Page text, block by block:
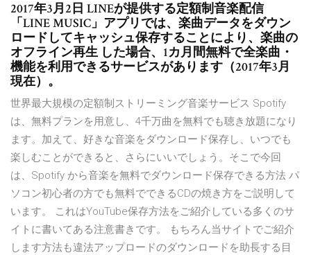
2017年3月2日 LINEが提供する定額制音楽配信
「LINE MUSIC」アプリでは、楽曲データをダウン
ロードしてキャッシュ保存することにより、楽曲の
オフライン再生 した場合、1カ月間無料で全楽曲・
機能を利用できるサービスがあります（2017年3月
現在）。
世界最大規模の定額制ストリーミング音楽サービス Spotify
は、無料プランを用意し、4千万曲を無料でも聴き放題になり
ます。加えて、好きな音楽をダウンロード保存し、いつでも
楽しむことができると、さらにいいでしょう。そこで今回
は、Spotify から音楽を無料でダウンロード保存できる方法 パ
ソコン初心者の方でも無料でできるCDの焼き方をご説明して
います。 これはYouTube保存方法をご紹介している多くのサ
イトに書いてある注意書きです。 もちろん当サイトでご紹介
します方法も違法アップロードのダウンロードを助長する目